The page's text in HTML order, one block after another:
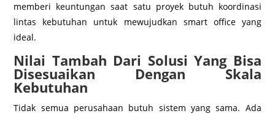
memberi keuntungan saat satu proyek butuh koordinasi
lintas kebutuhan untuk mewujudkan smart office yang
ideal.
Nilai Tambah Dari Solusi Yang Bisa
Disesuaikan Dengan Skala
Kebutuhan
Tidak semua perusahaan butuh sistem yang sama. Ada